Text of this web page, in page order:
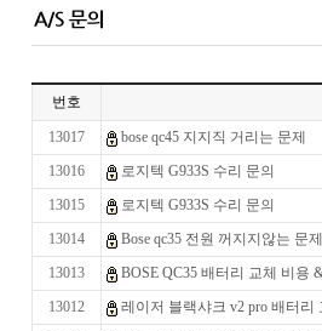
번호
13017
bose qc45 지지직 거리는 문제
13016
로지텍 G933S 수리 문의
13015
로지텍 G933S 수리 문의
13014
Bose qc35 전원 꺼지지않는 문
13013
BOSE QC35 배터리 교체 비용
13012
레이저 블랙샤크 v2 pro 배터리